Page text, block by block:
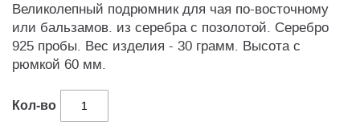
Великолепный подрюмник для чая по-восточному
или бальзамов. из серебра с позолотой. Серебро
925 пробы. Вес изделия - 30 грамм. Высота с
рюмкой 60 мм.
Кол-во